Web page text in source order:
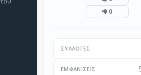
0
ΣΥΛΛΟΓΈΣ
ΕΜΦΑΝΊΣΕΙΣ